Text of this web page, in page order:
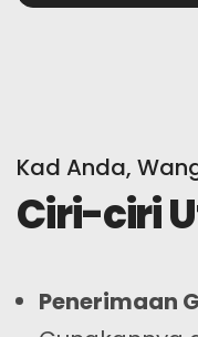
Kad Anda,
Ciri-ciri
Penerimaan